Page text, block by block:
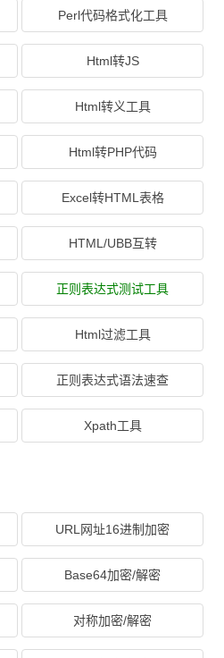
Perl代码格式化工具
Html转JS
Html转义工具
Html转PHP代码
Excel转HTML表格
HTML/UBB互转
正则表达式测试工具
Html过滤工具
正则表达式语法速查
Xpath工具
URL网址16进制加密
Base64加密/解密
对称加密/解密